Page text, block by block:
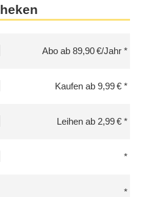
Abo ab 89,90 €/Jahr
Kaufen ab 9,99 €
Leihen ab 2,99 €